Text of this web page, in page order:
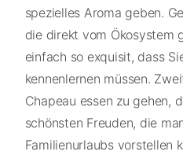
spezielles Aroma geben.
die direkt vom Ökosystem
einfach so exquisit, dass
kennenlernen müssen.
Chapeau essen zu gehen,
schönsten Freuden, die
Familienurlaubs vorstellen